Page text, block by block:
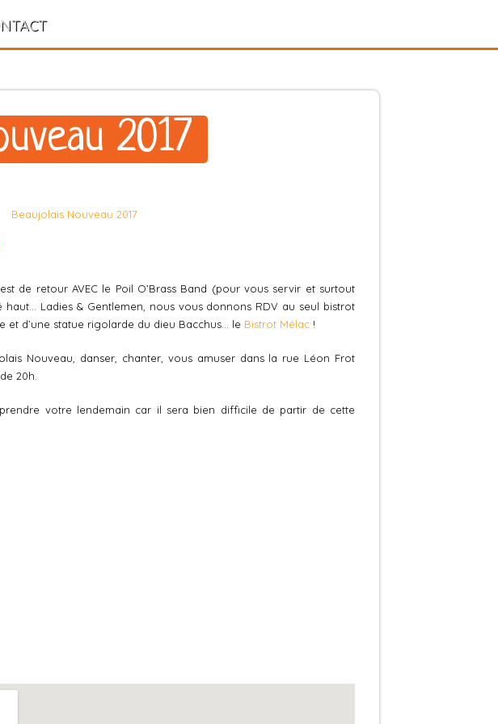
2017
de retour AVEC le Poil O’Brass Band (pour vous servir et surtout
Ladies & Gentlemen, nous vous donnons RDV au seul bistrot
et d’une statue rigolarde du dieu Bacchus… le Bistrot Mélac !
Nouveau, danser, chanter, vous amuser dans la rue Léon Frot
20h.
votre lendemain car il sera bien difficile de partir de cette